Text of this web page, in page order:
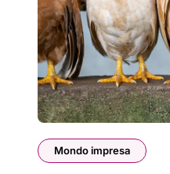
Mondo impresa